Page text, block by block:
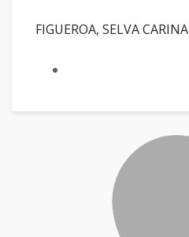
FIGUEROA, SELVA CARINA